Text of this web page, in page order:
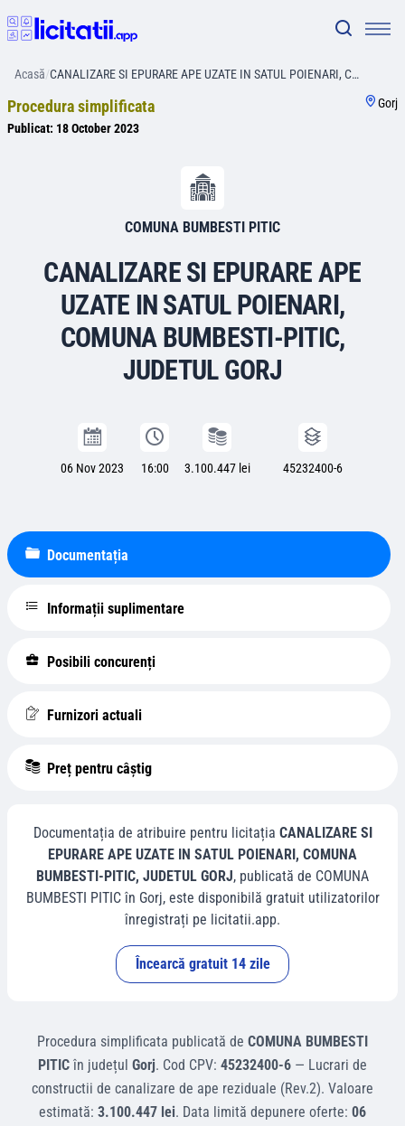
Acasă/CANALIZARE SI EPURARE APE UZATE IN SATUL POIENARI, C…
Procedura simplificata
Publicat: 18 October 2023
Gorj
COMUNA BUMBESTI PITIC
CANALIZARE SI EPURARE APE
UZATE IN SATUL POIENARI,
COMUNA BUMBESTI-PITIC,
JUDETUL GORJ
06 Nov 2023 16:00 3.100.447 lei 45232400-6
Documentația
Informații suplimentare
Posibili concurenți
Furnizori actuali
Preț pentru câștig
Documentația de atribuire pentru licitația CANALIZARE SI
EPURARE APE UZATE IN SATUL POIENARI, COMUNA
BUMBESTI-PITIC, JUDETUL GORJ, publicată de COMUNA
BUMBESTI PITICîn Gorj, este disponibilă gratuit utilizatorilor
înregistrați pe licitatii.app.
Încearcă gratuit 14 zile
Procedura simplificata publicată de COMUNA BUMBESTI
PITIC în județul Gorj. Cod CPV: 45232400-6 — Lucrari de
constructii de canalizare de ape reziduale (Rev.2). Valoare
estimată: 3.100.447 lei. Data limită depunere oferte: 06